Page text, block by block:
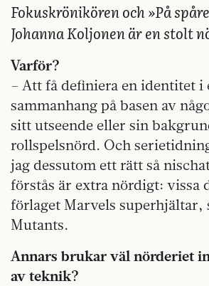
Fokuskrönikören och »På
Johanna Koljonen är en stolt
Varför?
– Att få definiera en identitet i
sammanhang på basen av
sitt utseende eller sin
rollspelsnörd. Och
jag dessutom ett rätt så
förstås är extra nördigt: vissa
förlaget Marvels superhjältar,
Mutants.
Annars brukar väl nörderiet
av teknik?